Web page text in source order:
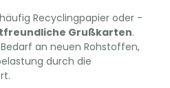
Recyclingpapier oder -
Grußkarten.
an neuen Rohstoffen,
durch die